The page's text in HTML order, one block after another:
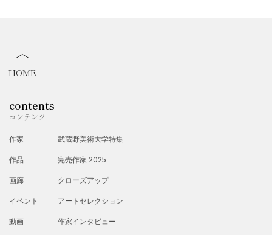
【個展】
・WIMOWEH「KEMURI」
・薬膳「ZETSUMYO vol.2」
【グループ展】
2023年
・旧メルサビル「NEO SCHOOL」
2024年
・ギャラリー82「第57回長野一陽展」
HOME
contents
コンテンツ
作家
作品
画廊
イベント
動画
武蔵野美術大学特集
完売作家 2025
クローズアップ
アートセレクション
作家インタビュー